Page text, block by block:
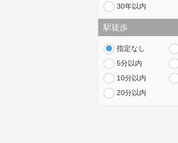
30年以内
駅徒歩
指定なし
5分以内
10分以内
20分以内